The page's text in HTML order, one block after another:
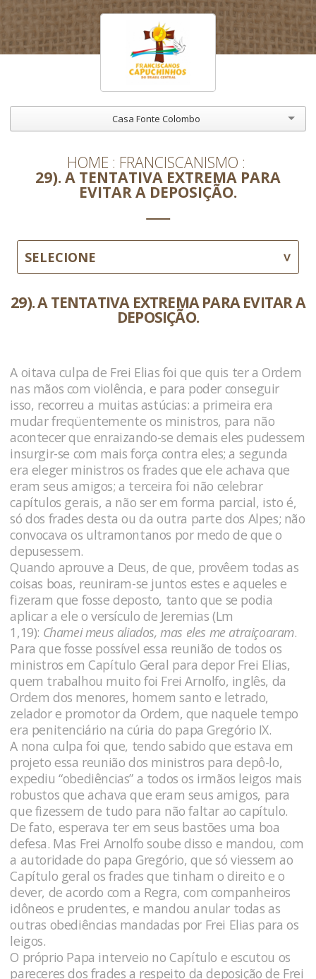
Casa Fonte Colombo
HOME FRANCISCANISMO
29). A TENTATIVA EXTREMA PARA
EVITAR A DEPOSIÇÃO.
SELECIONE
29). A TENTATIVA EXTREMA PARA EVITAR A
DEPOSIÇÃO.
A oitava culpa de Frei Elias foi que quis ter a Ordem
nas mãos com violência, e para poder conseguir
isso, recorreu a muitas astúcias: a primeira era
mudar freqüentemente os ministros, para não
acontecer que enraizando-se demais eles pudessem
insurgir-se com mais força contra eles; a segunda
era eleger ministros os frades que ele achava que
eram seus amigos; a terceira foi não celebrar
capítulos gerais, a não ser em forma parcial, isto é,
só dos frades desta ou da outra parte dos Alpes; não
convocava os ultramontanos por medo de que o
depusessem.
Quando aprouve a Deus, de que, provêem todas as
coisas boas, reuniram-se juntos estes e aqueles e
fizeram que fosse deposto, tanto que se podia
aplicar a ele o versículo de Jeremias (Lm
1,19): Chamei meus aliados, mas eles me atraiçoaram.
Para que fosse possível essa reunião de todos os
ministros em Capítulo Geral para depor Frei Elias,
quem trabalhou muito foi Frei Arnolfo, inglês, da
Ordem dos menores, homem santo e letrado,
zelador e promotor da Ordem, que naquele tempo
era penitenciário na cúria do papa Gregório IX.
A nona culpa foi que, tendo sabido que estava em
projeto essa reunião dos ministros para depô-lo,
expediu “obediências” a todos os irmãos leigos mais
robustos que achava que eram seus amigos, para
que fizessem de tudo para não faltar ao capítulo.
De fato, esperava ter em seus bastões uma boa
defesa. Mas Frei Arnolfo soube disso e mandou, com
a autoridade do papa Gregório, que só viessem ao
Capítulo geral os frades que tinham o direito e o
dever, de acordo com a Regra, com companheiros
idôneos e prudentes, e mandou anular todas as
outras obediências mandadas por Frei Elias para os
leigos.
O próprio Papa interveio no Capítulo e escutou os
pareceres dos frades a respeito da deposição de Frei